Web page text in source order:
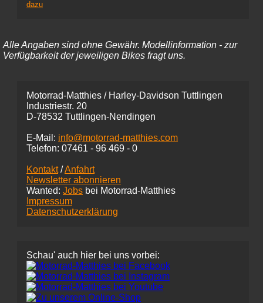
dazu
Alle Angaben sind ohne Gewähr. Modellinformation - zur
Verfügbarkeit der jeweiligen Bikes fragt uns.
Motorrad-Matthies / Harley-Davidson Tuttlingen
Industriestr. 20
D-78532 Tuttlingen-Nendingen
E-Mail: info@motorrad-matthies.com
Telefon: 07461 - 96 469 - 0
Kontakt/Anfahrt
Newsletter abonnieren
Wanted: Jobs bei Motorrad-Matthies
Impressum
Datenschutzerklärung
Schau' auch hier bei uns vorbei: